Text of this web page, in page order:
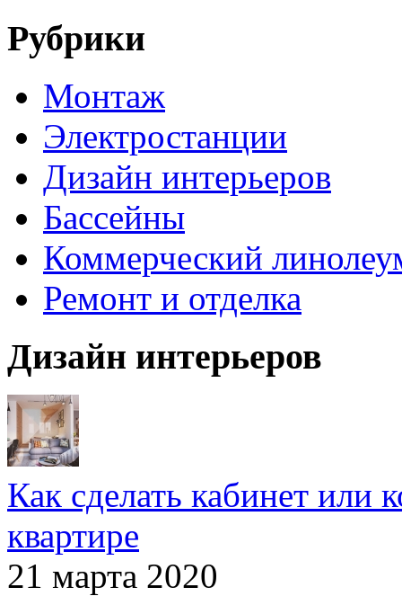
Рубрики
Монтаж
Электростанции
Дизайн интерьеров
Бассейны
Коммерческий
Ремонт и отделка
Дизайн интерьеров
Как сделать кабинет или
квартире
21 марта 2020